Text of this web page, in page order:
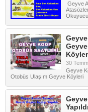
Geyve
30
Geyve
Otobüs Ulaşım Geyve Köyleri
Yapıldı